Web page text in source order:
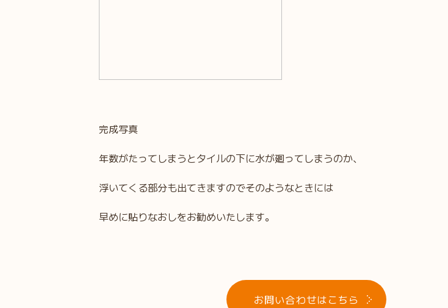
完成写真
年数がたってしまうとタイルの下に水が廻ってしまうのか、
浮いてくる部分も出てきますのでそのようなときには
早めに貼りなおしをお勧めいたします。
お問い合わせはこちら